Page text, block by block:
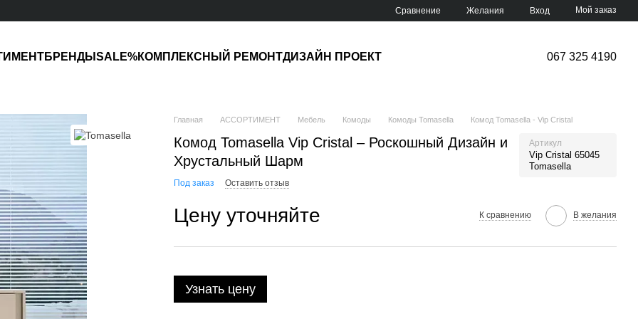
Сравнение Желания Вход Мой заказ
БРЕНДЫ SALE%КОМПЛЕКСНЫЙ РЕМОНТДИЗАЙН ПРОЕКТ 067 325 4190
Главная АССОРТИМЕНТ Мебель Комоды Комоды Tomasella Комод Tomasella - Vip Cristal
Комод Tomasella Vip Cristal – Роскошный Дизайн и
Хрустальный Шарм
Артикул
Vip Cristal 65045
Tomasella
Под заказ Оставить отзыв
Цену уточняйте К сравнению В желания
Узнать цену